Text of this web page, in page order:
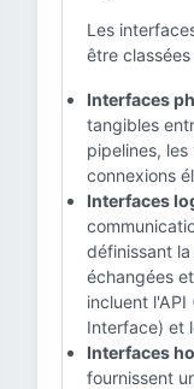
Les
être
Interfaces
tangibles
pipelines,
connexions
Interfaces
définissant
échangées
incluent
Interface) et
Interfaces
fournissent